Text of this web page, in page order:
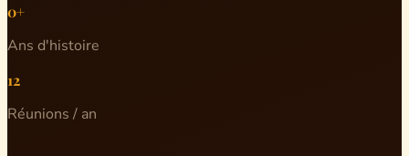
0+
Ans d'histoire
12
Réunions / an